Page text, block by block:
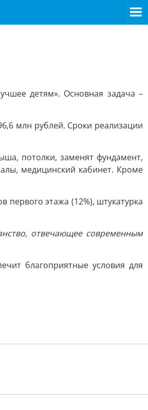
детям». Основная задача –
млн рублей. Сроки реализации
потолки, заменят фундамент,
медицинский кабинет. Кроме
этажа (12%), штукатурка
отвечающее современным
благоприятные условия для